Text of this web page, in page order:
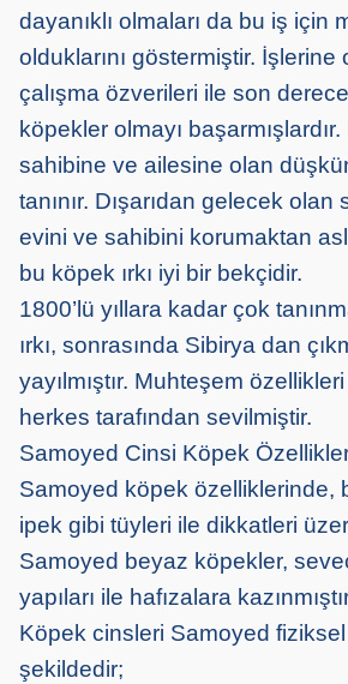
dayanıklı olmaları da bu iş için
olduklarını göstermiştir.
çalışma özverileri ile son
köpekler olmayı başarmışlardır.
sahibine ve ailesine olan
tanınır. Dışarıdan gelecek olan
evini ve sahibini korumaktan
bu köpek ırkı iyi bir bekçidir.
1800’lü yıllara kadar çok
ırkı, sonrasında Sibirya dan
yayılmıştır. Muhteşem
herkes tarafından sevilmiştir.
Samoyed Cinsi Köpek
Samoyed köpek özelliklerinde,
ipek gibi tüyleri ile dikkatleri
Samoyed beyaz köpekler,
yapıları ile hafızalara
Köpek cinsleri Samoyed
şekildedir;